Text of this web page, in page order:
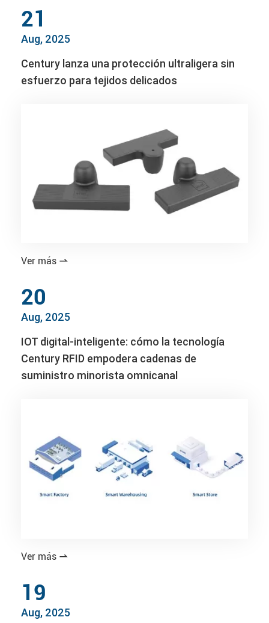
21
Aug, 2025
Century lanza una protección ultraligera sin
esfuerzo para tejidos delicados
Ver más 
20
Aug, 2025
IOT digital-inteligente: cómo la tecnología
Century RFID empodera cadenas de
suministro minorista omnicanal
Ver más 
19
Aug, 2025